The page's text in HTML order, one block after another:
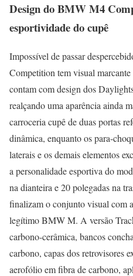
Design do BMW M4
esportividade do cupê
Impossível de passar
Competition tem visual
contam com design dos
realçando uma aparência ainda
carroceria cupê de duas portas
dinâmica, enquanto os para-
laterais e os demais elementos
a personalidade esportiva do
na dianteira e 20 polegadas na
finalizam o conjunto visual com
legítimo BMW M. A versão
carbono-cerâmica, bancos
carbono, capas dos retrovisores
aerofólio em fibra de carbono,